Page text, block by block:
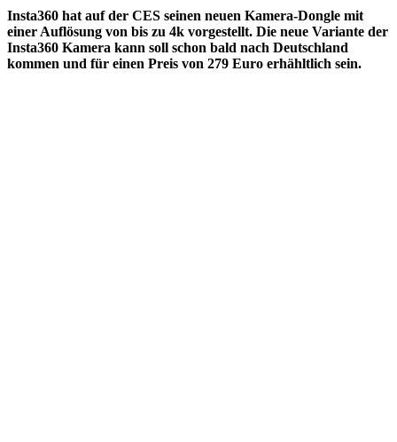
Insta360 hat auf der CES seinen neuen Kamera-Dongle mit
einer Auflösung von bis zu 4k vorgestellt. Die neue Variante der
Insta360 Kamera kann soll schon bald nach Deutschland
kommen und für einen Preis von 279 Euro erhähltlich sein.